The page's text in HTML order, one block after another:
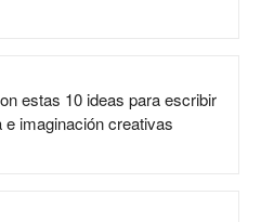
estas 10 ideas para escribir
imaginación creativas